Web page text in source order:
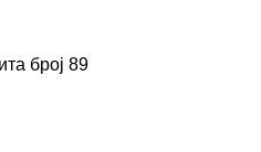
број 89